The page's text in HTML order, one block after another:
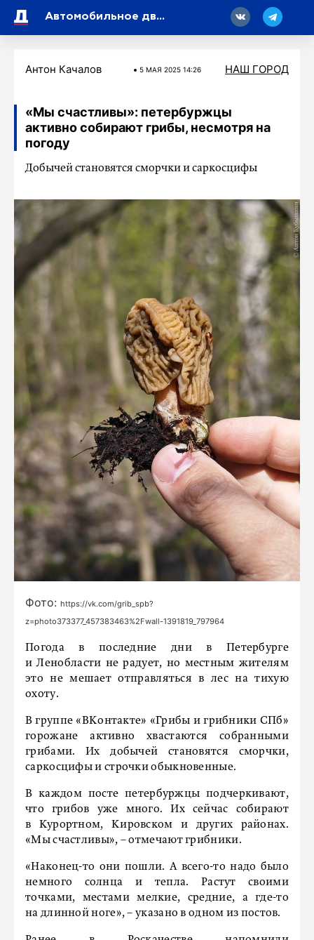
Автомобильное движение на Усть-Лугу будет организовано по временному мосту
Антон Качалов 5 МАЯ 2025 14:26 НАШ ГОРОД
«Мы счастливы»: петербуржцы
активно собирают грибы, несмотря на
погоду
Добычей становятся сморчки и саркосцифы
Фото: https://vk.com/grib_spb?
z=photo373377_457383463%2Fwall-1391819_797964
Погода в последние дни в Петербурге
и Ленобласти не радует, но местным жителям
это не мешает отправляться в лес на тихую
охоту.
В группе «ВКонтакте» «Грибы и грибники СПб»
горожане активно хвастаются собранными
грибами. Их добычей становятся сморчки,
саркосцифы и строчки обыкновенные.
В каждом посте петербуржцы подчеркивают,
что грибов уже много. Их сейчас собирают
в Курортном, Кировском и других районах.
«Мы счастливы», – отмечают грибники.
«Наконец-то они пошли. А всего-то надо было
немного солнца и тепла. Растут своими
точками, местами мелкие, средние, а где-то
на длинной ноге», – указано в одном из постов.